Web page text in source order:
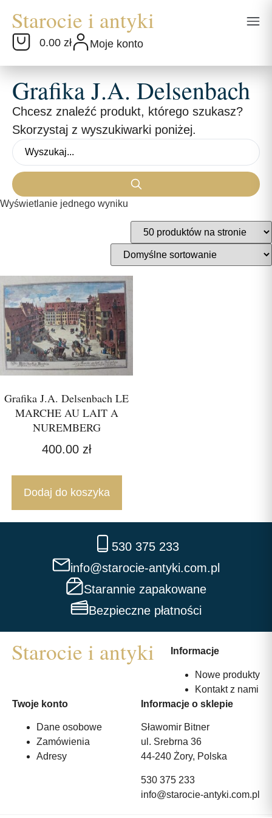
0.00 zł Moje konto
Grafika J.A. Delsenbach
Chcesz znaleźć produkt, którego szukasz?
Skorzystaj z wyszukiwarki poniżej.
Wyświetlanie jednego wyniku
Grafika J.A. Delsenbach LE
MARCHE AU LAIT A
NUREMBERG
400.00 zł
Dodaj do koszyka
530 375 233
info@starocie-antyki.com.pl
Starannie zapakowane
Bezpieczne płatności
Informacje
Nowe produkty
Kontakt z nami
Twoje konto
Dane osobowe
Zamówienia
Adresy
Informacje o sklepie
Sławomir Bitner
ul. Srebrna 36
44-240 Żory, Polska
530 375 233
info@starocie-antyki.com.pl